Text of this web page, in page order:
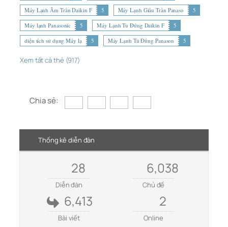
Máy Lạnh Âm Trần Daikin F
5 Máy Lạnh Giấu Trần Panaso
5
Máy lạnh Panasonic
5 Máy Lạnh Tủ Đứng Daikin F
5
diện tích sử dụng Máy lạ
5 Máy Lạnh Tủ Đứng Panason 5
Xem tất cả thẻ (917)
Chia sẻ:
Thống kê diễn đàn
28
Diễn đàn
6,038
Chủ đề
6,413
Bài viết
2
Online